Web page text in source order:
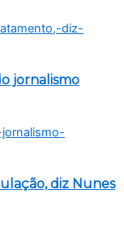
jornalismo
diz Nunes